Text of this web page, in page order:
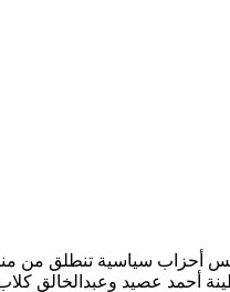
أحزاب سياسية تنطلق من
أحمد عصيد وعبدالخالق